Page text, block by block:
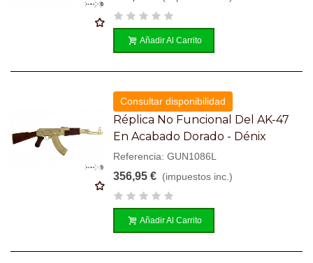
Añadir Al Carrito
Consultar disponibilidad
Réplica No Funcional Del AK-47
En Acabado Dorado - Dénix
Referencia: GUN1086L
356,95 € (impuestos inc.)
Añadir Al Carrito